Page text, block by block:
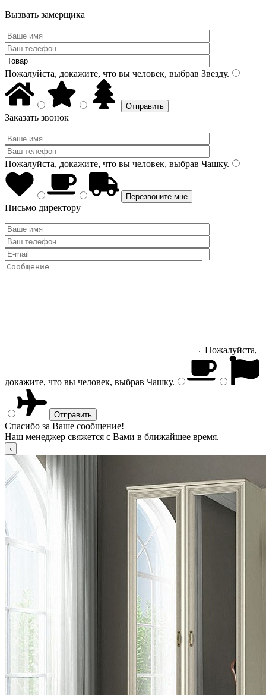
Вызвать замерщика
Пожалуйста, докажите, что вы человек, выбрав Звезду.
Заказать звонок
Пожалуйста, докажите, что вы человек, выбрав Чашку.
Письмо директору
Пожалуйста,
докажите, что вы человек, выбрав Чашку.
Спасибо за Ваше сообщение!
Наш менеджер свяжется с Вами в ближайшее время.